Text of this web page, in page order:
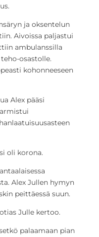
ja oksentelun
Aivoissa paljastui
ambulanssilla
osastolle.
kohonneeseen
Alex pääsi
oli korona.
Alex Jullen hymyn
peittäessä suun.
Julle kertoo.
palaamaan pian